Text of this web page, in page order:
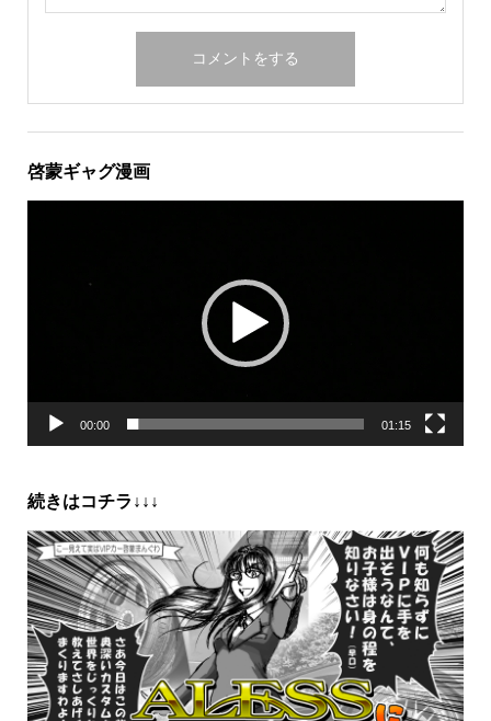
啓蒙ギャグ漫画
00:00 01:15
続きはコチラ↓↓↓